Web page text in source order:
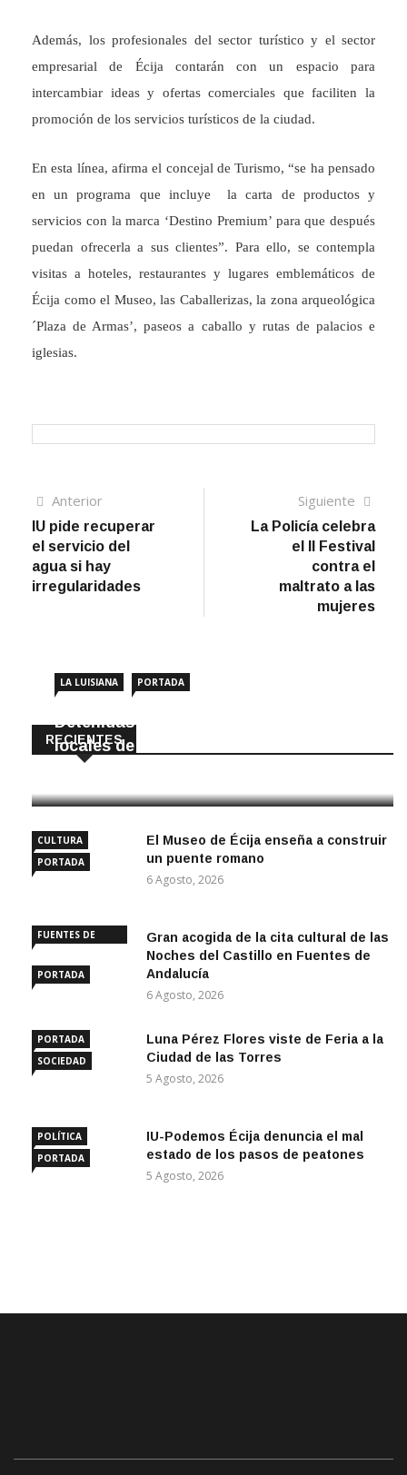
Además, los profesionales del sector turístico y el sector
empresarial de Écija contarán con un espacio para
intercambiar ideas y ofertas comerciales que faciliten la
promoción de los servicios turísticos de la ciudad.
En esta línea, afirma el concejal de Turismo, “se ha pensado
en un programa que incluye la carta de productos y
servicios con la marca ‘Destino Premium’ para que después
puedan ofrecerla a sus clientes”. Para ello, se contempla
visitas a hoteles, restaurantes y lugares emblemáticos de
Écija como el Museo, las Caballerizas, la zona arqueológica
´Plaza de Armas’, paseos a caballo y rutas de palacios e
iglesias.
Navegación
de
entradas
AnteriorArtículo
anterior
IU pide recuperar
el servicio del
agua si hay
irregularidades
Siguiente
La Policía celebra
el II Festival
contra el
maltrato a las
mujeres
RECIENTES
LA LUISIANA PORTADA
Detenidas dos personas por robar en
locales de La Luisiana
CULTURA
PORTADA
El Museo de Écija enseña a construir
un puente romano
6 Agosto, 2026
FUENTES DE
PORTADA
Gran acogida de la cita cultural de las
Noches del Castillo en Fuentes de
Andalucía
6 Agosto, 2026
PORTADA
SOCIEDAD
Luna Pérez Flores viste de Feria a la
Ciudad de las Torres
5 Agosto, 2026
POLÍTICA
PORTADA
IU-Podemos Écija denuncia el mal
estado de los pasos de peatones
5 Agosto, 2026